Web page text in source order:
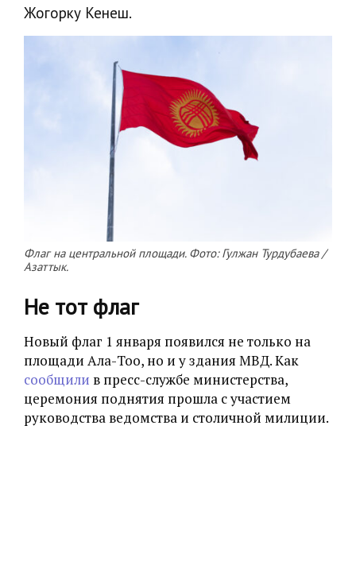
Жогорку Кенеш.
Флаг на центральной площади. Фото: Гулжан Турдубаева /
Азаттык.
Не тот флаг
Новый флаг 1 января появился не только на
площади Ала-Тоо, но и у здания МВД. Как
сообщили в пресс-службе министерства,
церемония поднятия прошла с участием
руководства ведомства и столичной милиции.